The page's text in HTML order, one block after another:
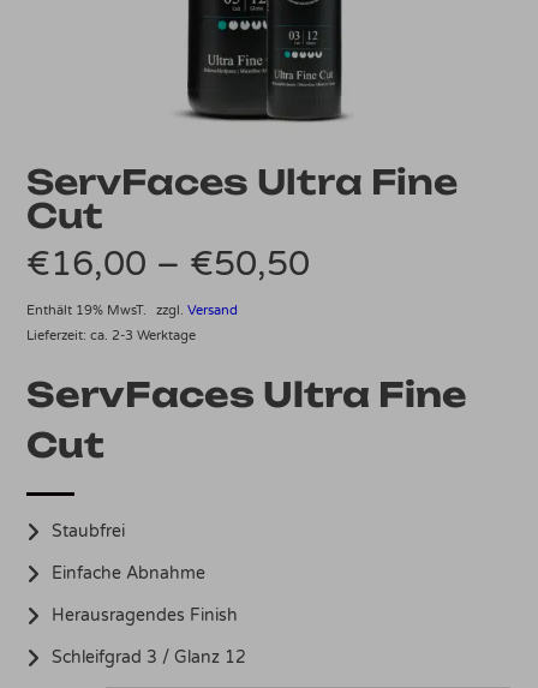
ServFaces Ultra Fine
Cut
€16,00 – €50,50
€50,50
Enthält 19% MwsT. zzgl.Versand
Lieferzeit: ca. 2-3 Werktage
ServFaces Ultra Fine
Cut
Staubfrei
Einfache Abnahme
Herausragendes Finish
Schleifgrad 3 / Glanz 12